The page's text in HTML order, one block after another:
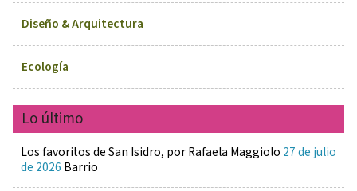
Diseño & Arquitectura
Ecología
Lo último
Los favoritos de San Isidro, por Rafaela Maggiolo 27 de julio
de 2026 Barrio